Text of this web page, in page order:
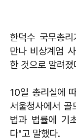
한덕수 국무총
만나 비상계엄
한 것으로 알려졌
10일 총리실에
서울청사에서
법과 법률에 기
다"고 말했다.